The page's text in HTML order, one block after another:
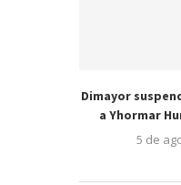
Dimayor
a Yhormar
5 de